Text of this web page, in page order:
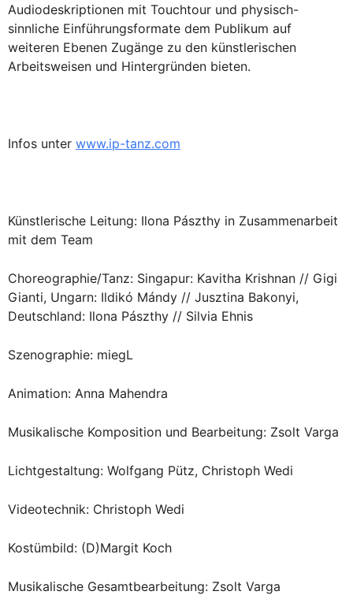
Audiodeskriptionen mit Touchtour und physisch-
sinnliche Einführungsformate dem Publikum auf
weiteren Ebenen Zugänge zu den künstlerischen
Arbeitsweisen und Hintergründen bieten.
Infos unter www.ip-tanz.com
Künstlerische Leitung: Ilona Pászthy in Zusammenarbeit
mit dem Team
Choreographie/Tanz: Singapur: Kavitha Krishnan // Gigi
Gianti, Ungarn: Ildikó Mándy // Jusztina Bakonyi,
Deutschland: Ilona Pászthy // Silvia Ehnis
Szenographie: miegL
Animation: Anna Mahendra
Musikalische Komposition und Bearbeitung: Zsolt Varga
Lichtgestaltung: Wolfgang Pütz, Christoph Wedi
Videotechnik: Christoph Wedi
Kostümbild: (D)Margit Koch
Musikalische Gesamtbearbeitung: Zsolt Varga